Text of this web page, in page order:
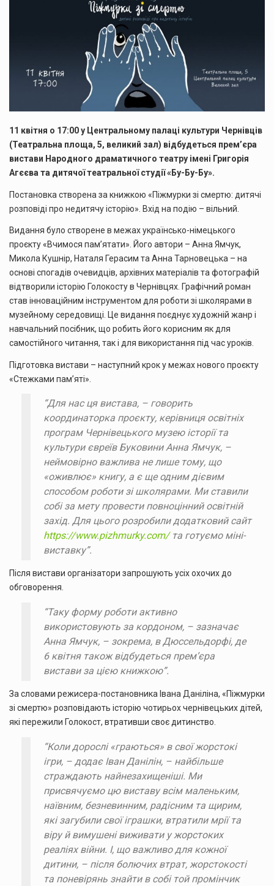
11 квітня о 17:00 у Центральному палаці культури Чернівців
(Театральна площа, 5, великий зал) відбудеться прем’єра
вистави Народного драматичного театру імені Григорія
Агєєва та дитячої театральної студії «Бу-Бу-Бу».
Постановка створена за книжкою «Піжмурки зі смертю: дитячі
розповіді про недитячу історію». Вхід на подію – вільний.
Видання було створене в межах українсько-німецького
проєкту «Вчимося пам’ятати». Його автори – Анна Ямчук,
Микола Кушнір, Наталя Герасим та Анна Тарновецька – на
основі спогадів очевидців, архівних матеріалів та фотографій
відтворили історію Голокосту в Чернівцях. Графічний роман
став інноваційним інструментом для роботи зі школярами в
музейному середовищі. Це видання поєднує художній жанр і
навчальний посібник, що робить його корисним як для
самостійного читання, так і для використання під час уроків.
Підготовка вистави – наступний крок у межах нового проєкту
«Стежками пам’яті».
“Для нас ця вистава, – говорить
координаторка проєкту, керівниця освітніх
програм Чернівецького музею історії та
культури євреїв Буковини Анна Ямчук, –
неймовірно важлива не лише тому, що
«оживлює» книгу, а є ще одним дієвим
способом роботи зі школярами. Ми ставили
собі за мету провести повноцінний освітній
захід. Для цього розробили додатковий сайт
https://www.pizhmurky.com/та готуємо міні-
виставку”.
Після вистави організатори запрошують усіх охочих до
обговорення.
“Таку форму роботи активно
використовують за кордоном, – зазначає
Анна Ямчук, – зокрема, в Дюссельдорфі, де
6 квітня також відбудеться прем’єра
вистави за цією книжкою”.
За словами режисера-постановника Івана Даніліна, «Піжмурки
зі смертю» розповідають історію чотирьох чернівецьких дітей,
які пережили Голокост, втративши своє дитинство.
“Коли дорослі «граються» в свої жорстокі
ігри, – додає Іван Данілін, – найбільше
страждають найнезахищеніші. Ми
присвячуємо цю виставу всім маленьким,
наївним, безневинним, радісним та щирим,
які загубили свої іграшки, втратили мрії та
віру й вимушені виживати у жорстоких
реаліях війни. І, що важливо для кожної
дитини, – після болючих втрат, жорстокості
та поневірянь знайти в собі той промінчик